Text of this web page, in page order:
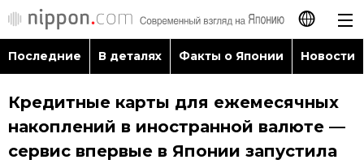
日本語
English
Последние
Последние В деталях Факты о Японии Новости
Кредитные карты для ежемесячных
накоплений в иностранной валюте —
сервис впервые в Японии запустила